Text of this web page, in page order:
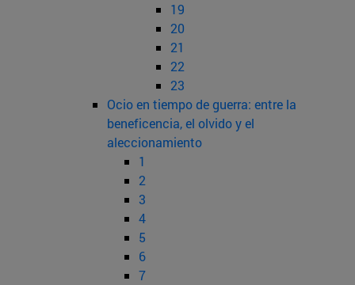
19
20
21
22
23
Ocio en tiempo de guerra: entre la
beneficencia, el olvido y el
aleccionamiento
1
2
3
4
5
6
7